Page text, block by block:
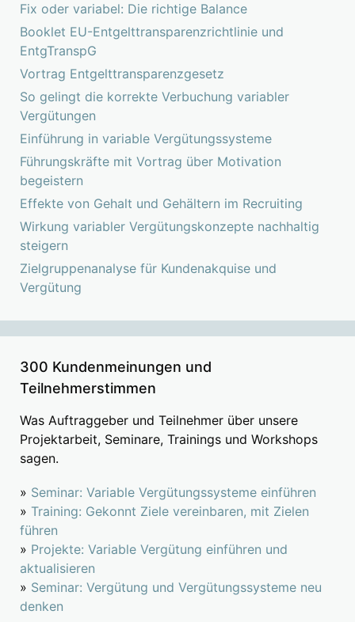
Fix oder variabel: Die richtige Balance
Booklet EU-Entgelttransparenzrichtlinie und
EntgTranspG
Vortrag Entgelttransparenzgesetz
So gelingt die korrekte Verbuchung variabler
Vergütungen
Einführung in variable Vergütungssysteme
Führungskräfte mit Vortrag über Motivation
begeistern
Effekte von Gehalt und Gehältern im Recruiting
Wirkung variabler Vergütungskonzepte nachhaltig
steigern
Zielgruppenanalyse für Kundenakquise und
Vergütung
300 Kundenmeinungen und
Teilnehmerstimmen
Was Auftraggeber und Teilnehmer über unsere
Projektarbeit, Seminare, Trainings und Workshops
sagen.
» Seminar: Variable Vergütungssysteme einführen
» Training: Gekonnt Ziele vereinbaren, mit Zielen
führen
» Projekte: Variable Vergütung einführen und
aktualisieren
» Seminar: Vergütung und Vergütungssysteme neu
denken